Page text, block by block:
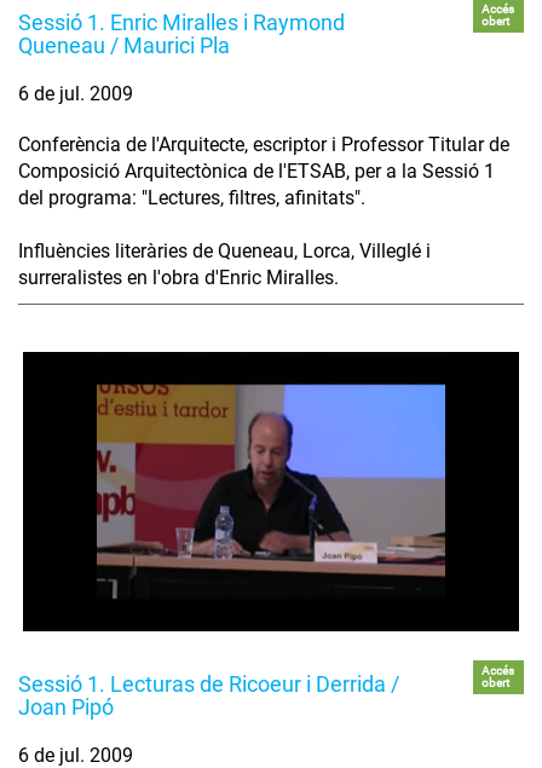
Sessió 1. Enric Miralles i Raymond
Queneau / Maurici Pla
Accés
obert
6 de jul. 2009
Conferència de l'Arquitecte, escriptor i Professor Titular de
Composició Arquitectònica de l'ETSAB, per a la Sessió 1
del programa: "Lectures, filtres, afinitats".
Influències literàries de Queneau, Lorca, Villeglé i
surreralistes en l'obra d'Enric Miralles.
Sessió 1. Lecturas de Ricoeur i Derrida /
Joan Pipó
Accés
obert
6 de jul. 2009